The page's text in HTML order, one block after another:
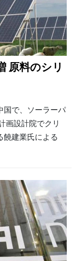
原料のシリ
国で、ソーラーパ
画設計院でクリ
饒建業氏による